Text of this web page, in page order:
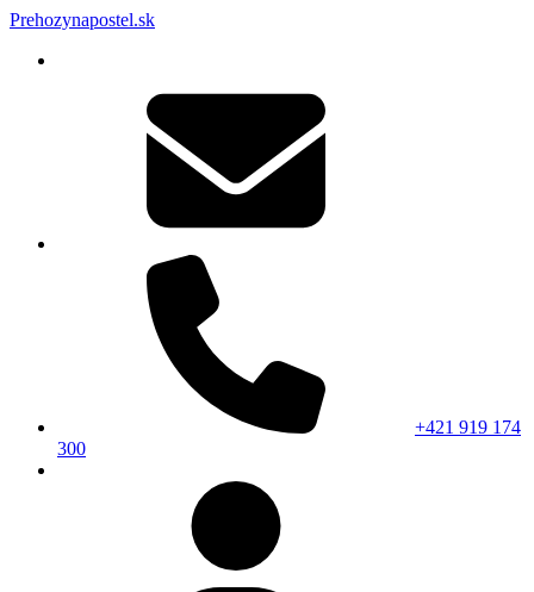
Prehozynapostel.sk
+421 919 174
300